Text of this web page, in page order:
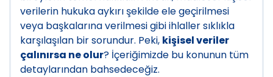
verilerin hukuka aykırı şekilde ele geçirilmesi
veya başkalarına verilmesi gibi ihlaller sıklıkla
karşılaşılan bir sorundur. Peki, kişisel veriler
çalınırsa ne olur? İçeriğimizde bu konunun tüm
detaylarından bahsedeceğiz.